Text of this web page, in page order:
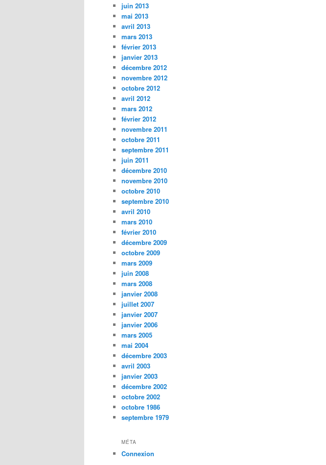
juin 2013
mai 2013
avril 2013
mars 2013
février 2013
janvier 2013
décembre 2012
novembre 2012
octobre 2012
avril 2012
mars 2012
février 2012
novembre 2011
octobre 2011
septembre 2011
juin 2011
décembre 2010
novembre 2010
octobre 2010
septembre 2010
avril 2010
mars 2010
février 2010
décembre 2009
octobre 2009
mars 2009
juin 2008
mars 2008
janvier 2008
juillet 2007
janvier 2007
janvier 2006
mars 2005
mai 2004
décembre 2003
avril 2003
janvier 2003
décembre 2002
octobre 2002
octobre 1986
septembre 1979
MÉTA
Connexion